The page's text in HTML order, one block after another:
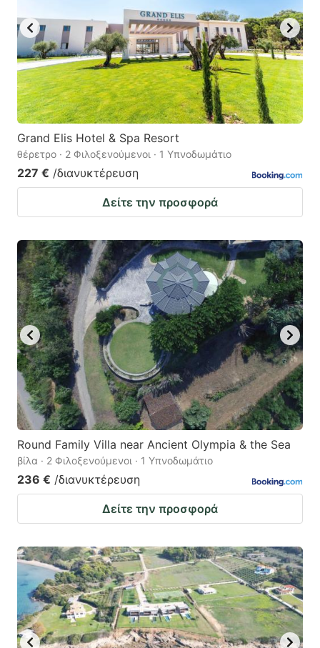
Grand Elis Hotel & Spa Resort
θέρετρο · 2 Φιλοξενούμενοι · 1 Υπνοδωμάτιο
227 € /διανυκτέρευση
Δείτε την προσφορά
Round Family Villa near Ancient Olympia & the Sea
βίλα · 2 Φιλοξενούμενοι · 1 Υπνοδωμάτιο
236 € /διανυκτέρευση
Δείτε την προσφορά